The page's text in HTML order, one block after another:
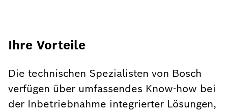
Ihre Vorteile
Die technischen Spezialisten von Bosch
verfügen über umfassendes Know-how bei
der Inbetriebnahme integrierter Lösungen,